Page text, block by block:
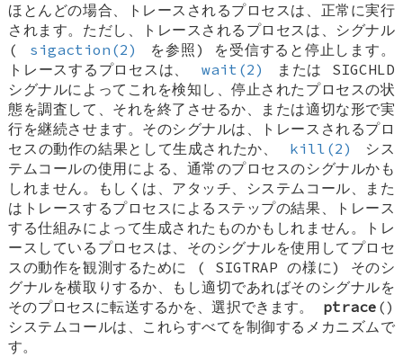
ほとんどの場合、トレースされるプロセスは、正常に実行
されます。ただし、トレースされるプロセスは、シグナル
(
sigaction(2)
を参照) を受信すると停止します。
トレースするプロセスは、
wait(2) または SIGCHLD
シグナルによってこれを検知し、停止されたプロセスの状
態を調査して、それを終了させるか、または適切な形で実
行を継続させます。そのシグナルは、トレースされるプロ
セスの動作の結果として生成されたか、
kill(2)
シス
テムコールの使用による、通常のプロセスのシグナルかも
しれません。もしくは、アタッチ、システムコール、また
はトレースするプロセスによるステップの結果、トレース
する仕組みによって生成されたものかもしれません。トレ
ースしているプロセスは、そのシグナルを使用してプロセ
スの動作を観測するために ( SIGTRAP の様に) そのシ
グナルを横取りするか、もし適切であればそのシグナルを
そのプロセスに転送するかを、選択できます。 ptrace ()
システムコールは、これらすべてを制御するメカニズムで
す。